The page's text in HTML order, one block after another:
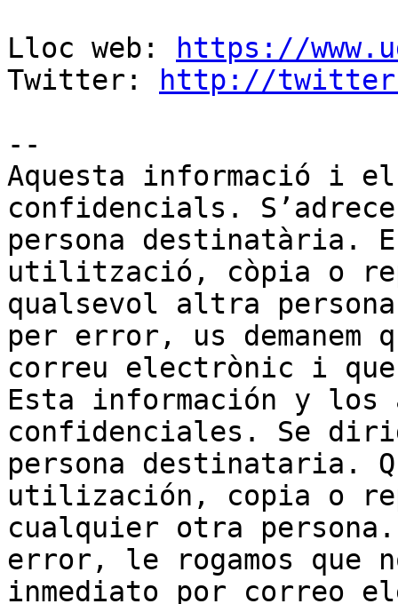
Lloc web:
https://
Twitter:
http://
--
Aquesta informació i
confidencials.
persona destinatària.
utilització, còpia o
qualsevol altra
per error, us demanem
correu electrònic i
Esta información y los
confidenciales. Se
persona destinataria.
utilización, copia o
cualquier otra
error, le rogamos que
inmediato por correo